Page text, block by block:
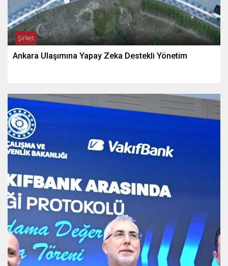
Şirket
Ankara Ulaşımına Yapay Zeka Destekli Yönetim